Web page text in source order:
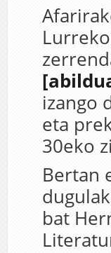
izango
eta
30eko
Bertan
bat